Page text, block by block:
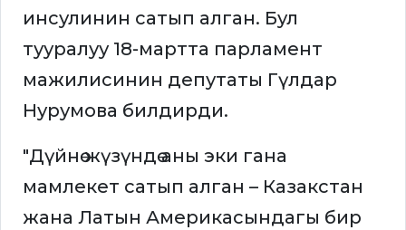
инсулинин сатып алган. Бул
тууралуу 18-мартта парламент
мажилисинин депутаты Гүлдар
Нурумова билдирди.
"Дүйнө жүзүндө аны эки гана
мамлекет сатып алган – Казакстан
жана Латын Америкасындагы бир